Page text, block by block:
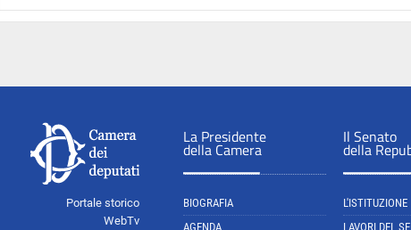
Portale storico
WebTv
La Presidente
della Camera
BIOGRAFIA
AGENDA
Il Senato
della
L'ISTITUZIONE
LAVORI DEL